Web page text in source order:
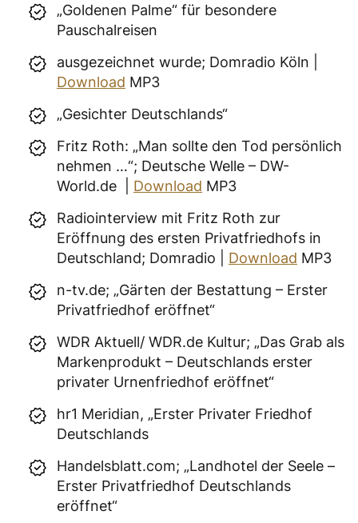
„Goldenen Palme“ für besondere
Pauschalreisen
ausgezeichnet wurde; Domradio Köln |
Download MP3
„Gesichter Deutschlands“
Fritz Roth: „Man sollte den Tod persönlich
nehmen …“; Deutsche Welle – DW-
World.de | Download MP3
Radiointerview mit Fritz Roth zur
Eröffnung des ersten Privatfriedhofs in
Deutschland; Domradio | Download MP3
n-tv.de; „Gärten der Bestattung – Erster
Privatfriedhof eröffnet“
WDR Aktuell/ WDR.de Kultur; „Das Grab als
Markenprodukt – Deutschlands erster
privater Urnenfriedhof eröffnet“
hr1 Meridian, „Erster Privater Friedhof
Deutschlands
Handelsblatt.com; „Landhotel der Seele –
Erster Privatfriedhof Deutschlands
eröffnet“